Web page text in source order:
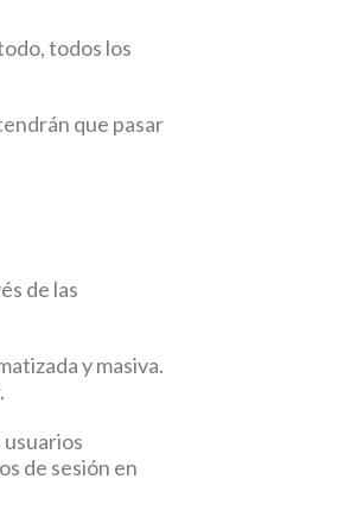
todos los
que pasar
de las
y masiva.
usuarios
de sesión en